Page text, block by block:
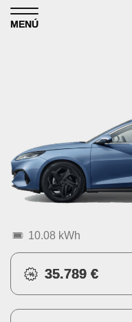
Skip to content
MENÚ
10.08 kWh
35.789 €